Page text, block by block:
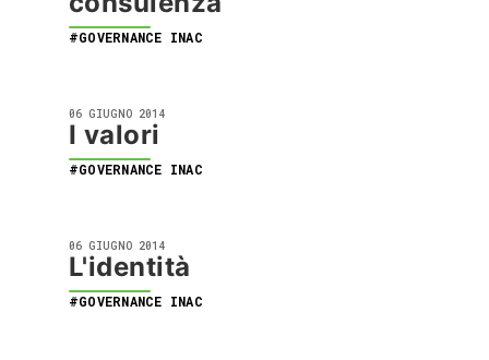
#GOVERNANCE INAC
06 GIUGNO 2014
I valori
#GOVERNANCE INAC
06 GIUGNO 2014
L'identità
#GOVERNANCE INAC